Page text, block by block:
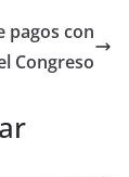
pagos con
Congreso